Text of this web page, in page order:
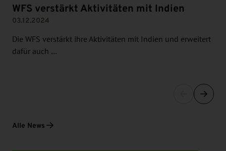
WFS verstärkt Aktivitäten mit Indien
03.12.2024
Die WFS verstärkt ihre Aktivitäten mit Indien und erweitert
dafür auch …
Alle News